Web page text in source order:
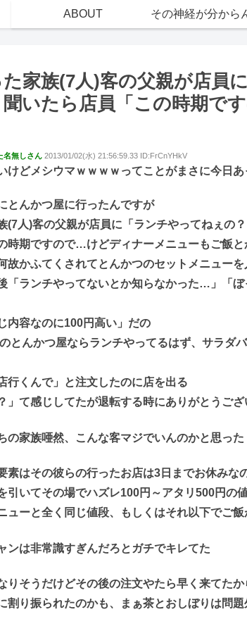
ABOUT その神経が分から
家族(7人)客の父親が店員
いたら店員「この時期で
名無しさん 2013/01/02(水) 21:56:59.33 ID:FrCnYHkV
けどメシウマｗｗｗｗってことがまさに今日あ
とんかつ屋に行ったんですが
(7人)客の父親が店員に「ランチやってねぇの？
時期ですので…けどディナーメニューもご飯
故かふてくされてとんかつのセットメニュー
「ランチやってないとか知らなかった…」「
内容なのに100円高い」だの
のとんかつ屋ならランチやってるはず、サラ
行くんで」と注文したのに店を出る
」て感じしてたが退転する時にありがとうご
の家族唖然、こんな客マジでいんのかと思った
素はその彼らの行ったお店は3日までお休みな
引いてその場でハズレ100円～アタリ500円の
ューと全く同じ値段、もしくはそれ以下でご
ンは非常識すぎんだろとガチでキレてた
りそうだけどその後の注文やたら早く来てたか
割り振られたのかも、まぁ茶とおしぼりは問題